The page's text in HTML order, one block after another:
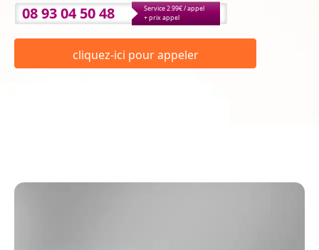
08 93 04 50 48
Service 2.99€ / appel
+ prix appel
cliquez-ici pour appeler